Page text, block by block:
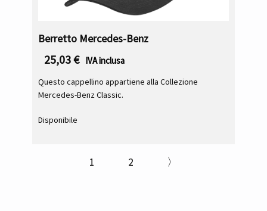
Berretto Mercedes-Benz
25,03€ IVA inclusa
Questo cappellino appartiene alla Collezione
Mercedes-Benz Classic.
Disponibile
1 2 〉